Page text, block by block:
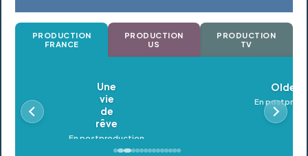
PRODUCTION
FRANCE
PRODUCTION
US
PRODUCTION
TV
Oldeupe
En postproduction